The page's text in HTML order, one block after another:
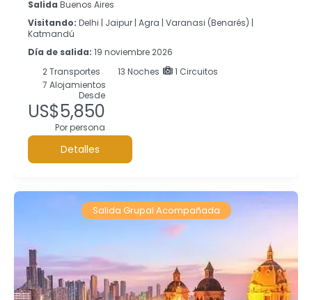
Salida Buenos Aires
Visitando: Delhi | Jaipur | Agra | Varanasi (Benarés) |
Katmandú
Día de salida: 19 noviembre 2026
2Transportes 13 Noches
1 Circuitos
7 Alojamientos
Desde
US$5,850
Por persona
Detalles
Salida Grupal Acompañada